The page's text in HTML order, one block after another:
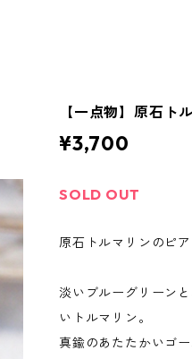
【一点物】原石ト
¥3,700
SOLD OUT
原石トルマリンのピ
淡いブルーグリーン
いトルマリン。
真鍮のあたたかいゴ